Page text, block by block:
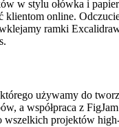
w stylu ołówka i
klientom online.
ramki
używamy do
a współpraca z
wszelkich projektów